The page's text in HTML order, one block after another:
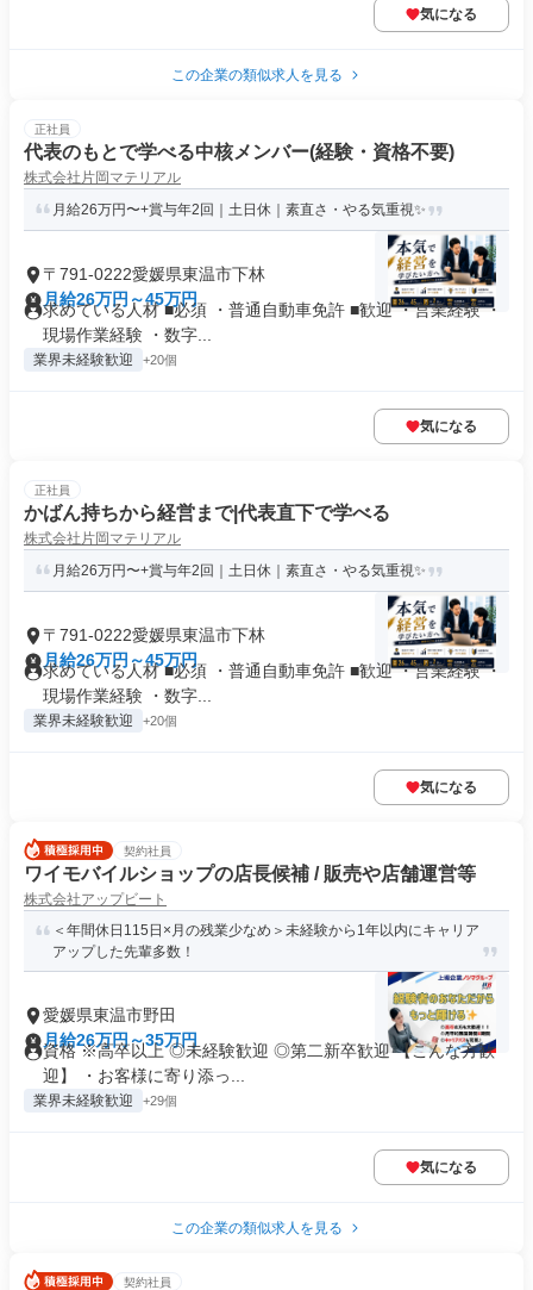
気になる
この企業の類似求人を見る
正社員
代表のもとで学べる中核メンバー(経験・資格不要)
株式会社片岡マテリアル
月給26万円〜+賞与年2回｜土日休｜素直さ・やる気重視✨
〒791-0222愛媛県東温市下林
月給26万円～45万円
求めている人材 ■必須 ・普通自動車免許 ■歓迎 ・営業経験 ・
現場作業経験 ・数字...
業界未経験歓迎 +20個
気になる
正社員
かばん持ちから経営まで|代表直下で学べる
株式会社片岡マテリアル
月給26万円〜+賞与年2回｜土日休｜素直さ・やる気重視✨
〒791-0222愛媛県東温市下林
月給26万円～45万円
求めている人材 ■必須 ・普通自動車免許 ■歓迎 ・営業経験 ・
現場作業経験 ・数字...
業界未経験歓迎 +20個
気になる
契約社員
ワイモバイルショップの店長候補 / 販売や店舗運営等
株式会社アップビート
＜年間休日115日×月の残業少なめ＞未経験から1年以内にキャリア
アップした先輩多数！
愛媛県東温市野田
月給26万円～35万円
資格 ※高卒以上 ◎未経験歓迎 ◎第二新卒歓迎 【こんな方歓
迎】 ・お客様に寄り添っ...
業界未経験歓迎 +29個
気になる
この企業の類似求人を見る
契約社員